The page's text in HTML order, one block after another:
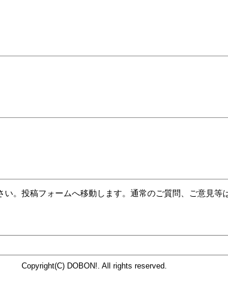
。投稿フォームへ移動します。通常のご質問、ご意見等
Copyright(C) DOBON!. All rights reserved.